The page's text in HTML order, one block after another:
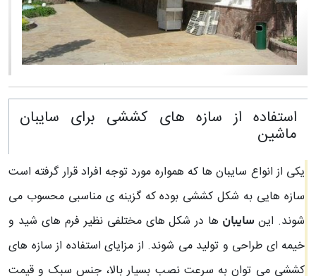
استفاده از سازه های کششی برای سایبان
ماشین
یکی از انواع سایبان ها که همواره مورد توجه افراد قرار گرفته است
سازه هایی به شکل کششی بوده که گزینه ی مناسبی محسوب می
شوند. این سایبان ها در شکل های مختلفی نظیر فرم های شید و
خیمه ای طراحی و تولید می شوند. از مزایای استفاده از سازه های
کششی می توان به سرعت نصب بسیار بالا، جنس سبک و قیمت